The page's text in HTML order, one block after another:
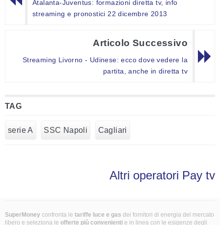
Atalanta-Juventus: formazioni diretta tv, info
streaming e pronostici 22 dicembre 2013
Articolo Successivo
Streaming Livorno - Udinese: ecco dove vedere la
partita, anche in diretta tv
TAG
serie A SSC Napoli Cagliari
Altri operatori Pay tv
SuperMoney confronta le tariffe luce e gas dei fornitori di energia del mercato
libero e seleziona le offerte più convenienti e in linea con le esigenze degli